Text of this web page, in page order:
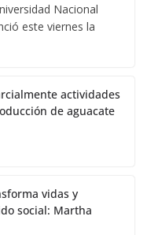
Nacional
este viernes la
actividades
de aguacate
vidas y
social: Martha